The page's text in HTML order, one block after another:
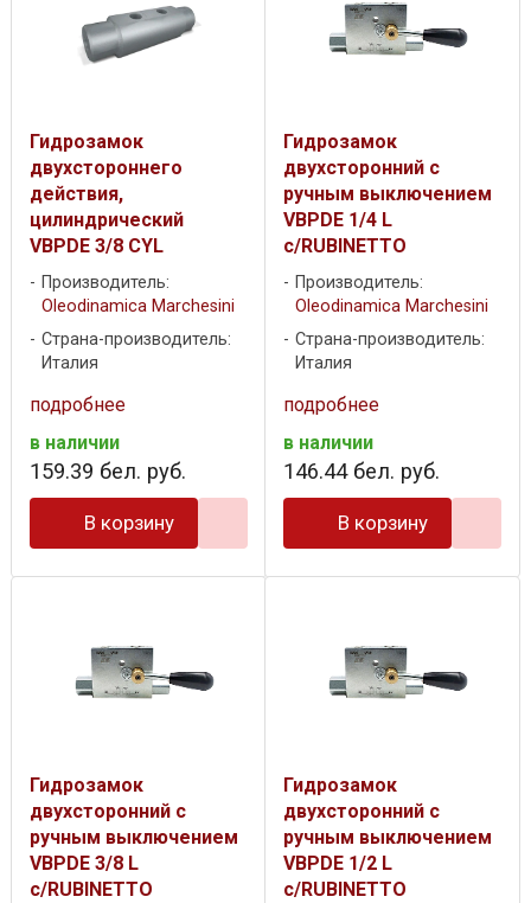
Гидрозамок
двухстороннего
действия,
цилиндрический
VBPDE 3/8 CYL
Производитель:
Oleodinamica Marchesini
Страна-производитель:
Италия
подробнее
в наличии
159.39 бел. руб.
В корзину
Гидрозамок
двухсторонний с
ручным выключением
VBPDE 1/4 L
c/RUBINETTO
Производитель:
Oleodinamica Marchesini
Страна-производитель:
Италия
подробнее
в наличии
146.44бел. руб.
В корзину
Гидрозамок
двухсторонний с
ручным выключением
VBPDE 3/8 L
c/RUBINETTO
Гидрозамок
двухсторонний с
ручным выключением
VBPDE 1/2 L
c/RUBINETTO